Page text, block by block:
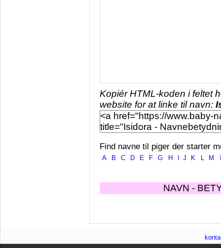
Kopiér HTML-koden i feltet
website for at linke til navn:
Find navne til piger der starter
A B C D E F G H J K L M
NAVN -